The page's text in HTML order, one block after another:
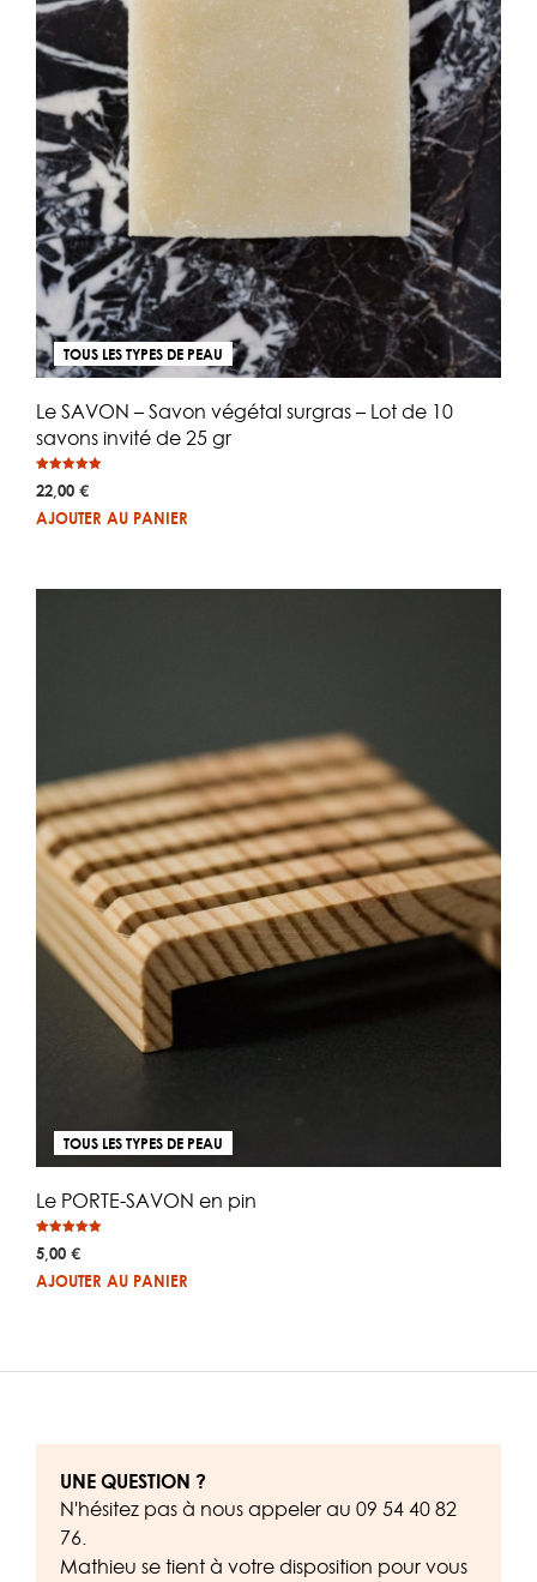
sur
la
du
TOUS LES TYPES DE PEAU
Le SAVON – Savon végétal surgras – Lot de 10
savons invité de 25 gr
5.00
22,00 €
AJOUTER AU PANIER
TOUS LES TYPES DE PEAU
Le PORTE-SAVON en pin
5.00
5,00 €
AJOUTER AU PANIER
UNE QUESTION ?
N'hésitez pas à nous appeler au 09 54 40 82
76.
Mathieu se tient à votre disposition pour vous